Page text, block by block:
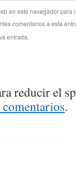
en este navegador para
comentarios a esta
entrada.
reducir el
.